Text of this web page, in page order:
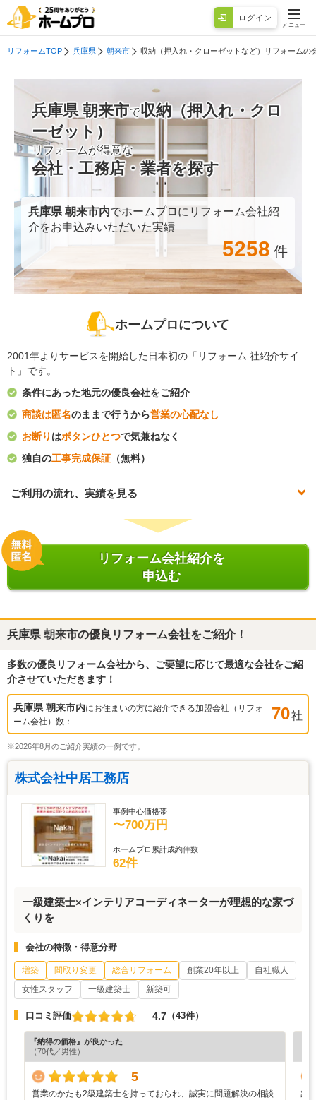
ログイン
メニュー
リフォームTOP 兵庫県 朝来市 収納（押入れ・クローゼットなど）リフォームの
兵庫県 朝来市で収納（押入れ・クロ
ーゼット）
リフォームが得意な
会社・工務店・業者を探す
兵庫県 朝来市内でホームプロにリフォーム会社紹
介をお申込みいただいた実績
5258 件
ホームプロについて
2001年よりサービスを開始した日本初の「リフォーム 社紹介サイ
ト」です。
条件にあった地元の優良会社をご紹介
商談は匿名のままで行うから営業の心配なし
お断り はボタンひとつで気兼ねなく
独自の工事完成保証 （無料）
ご利用の流れ、実績を見る
リフォーム会社紹介を
申込む
兵庫県 朝来市の優良リフォーム会社をご紹介！
多数の優良リフォーム会社から、ご要望に応じて最適な会社をご紹
介させていただきます！
兵庫県 朝来市内にお住まいの方に紹介できる加盟会社（リフォ
ーム会社）数：
70社
※2026年8月のご紹介実績の一例です。
株式会社中居工務店
事例中心価格帯
〜700万円
ホームプロ累計成約件数
62件
一級建築士×インテリアコーディネーターが理想的な家づ
くりを
会社の特徴・得意分野
増築 間取り変更 総合リフォーム 創業20年以上
自社職人
女性スタッフ
一級建築士 新築可
口コミ評価 4.7 （43件）
『納得の価格』が良かった
（70代／男性）
5
営業のかたも2級建築士を持っておられ、誠実に問題解決の相談
築